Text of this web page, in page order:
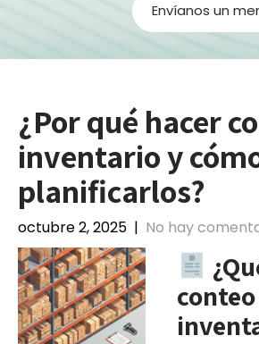
Envíanos un
¿Por qué hacer
inventario y
planificarlos?
octubre 2, 2025 | No hay